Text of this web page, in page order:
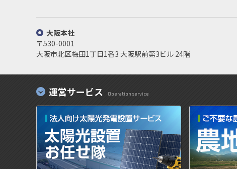
大阪本社
〒530-0001
大阪市北区梅田1丁目1番3 大阪駅前第3ビル 24階
運営サービス Operation service